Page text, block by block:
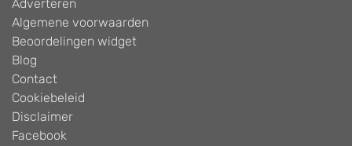
Adverteren
Algemene voorwaarden
Beoordelingen widget
Blog
Contact
Cookiebeleid
Disclaimer
Facebook